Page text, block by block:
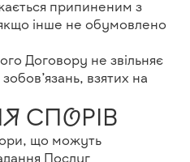
припиненим з
інше не обумовлено
Договору не звільняє
взятих на
СПОРІВ
що можуть
Послуг